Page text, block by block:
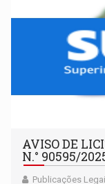
AVISO DE
N.° 90595/
Publicações